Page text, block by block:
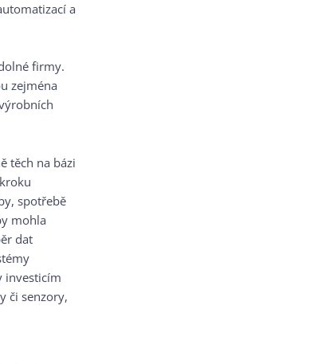
a
firmy.
zejména
těch na bázi
spotřebě
mohla
dat
investicím
či senzory,